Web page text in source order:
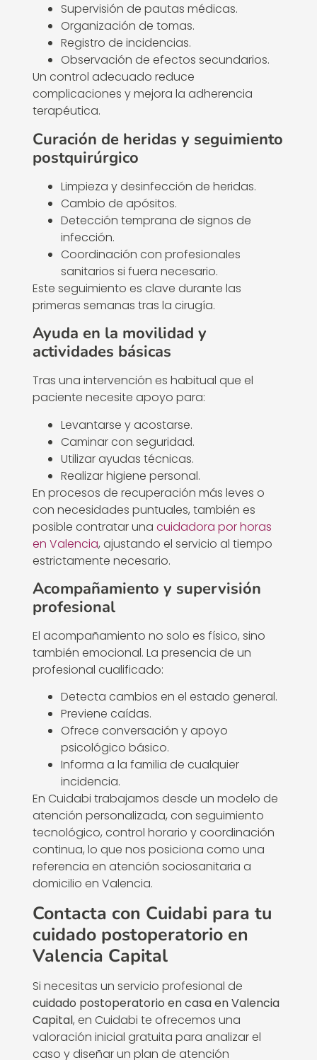
Supervisión de pautas médicas.
Organización de tomas.
Registro de incidencias.
Observación de efectos secundarios.
Un control adecuado reduce
complicaciones y mejora la adherencia
terapéutica.
Curación de heridas y seguimiento
postquirúrgico
Limpieza y desinfección de heridas.
Cambio de apósitos.
Detección temprana de signos de
infección.
Coordinación con profesionales
sanitarios si fuera necesario.
Este seguimiento es clave durante las
primeras semanas tras la cirugía.
Ayuda en la movilidad y
actividades básicas
Tras una intervención es habitual que el
paciente necesite apoyo para:
Levantarse y acostarse.
Caminar con seguridad.
Utilizar ayudas técnicas.
Realizar higiene personal.
En procesos de recuperación más leves o
con necesidades puntuales, también es
posible contratar una cuidadora por horas
en Valencia, ajustando el servicio al tiempo
estrictamente necesario.
Acompañamiento y supervisión
profesional
El acompañamiento no solo es físico, sino
también emocional. La presencia de un
profesional cualificado:
Detecta cambios en el estado general.
Previene caídas.
Ofrece conversación y apoyo
psicológico básico.
Informa a la familia de cualquier
incidencia.
En Cuidabi trabajamos desde un modelo de
atención personalizada, con seguimiento
tecnológico, control horario y coordinación
continua, lo que nos posiciona como una
referencia en atención sociosanitaria a
domicilio en Valencia.
Contacta con Cuidabi para tu
cuidado postoperatorio en
Valencia Capital
Si necesitas un servicio profesional de
cuidado postoperatorio en casa en Valencia
Capital, en Cuidabi te ofrecemos una
valoración inicial gratuita para analizar el
caso y diseñar un plan de atención